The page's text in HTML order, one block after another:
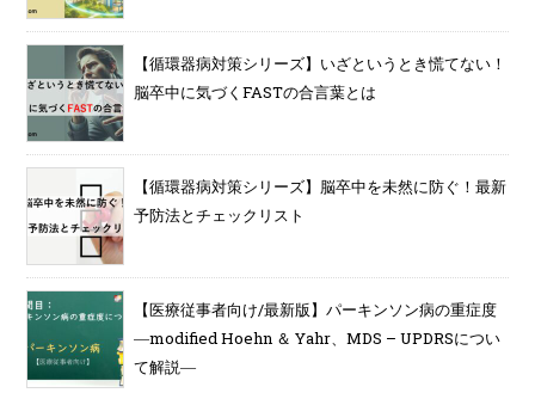
【循環器病対策シリーズ】いざというとき慌てない！
脳卒中に気づくFASTの合言葉とは
【循環器病対策シリーズ】脳卒中を未然に防ぐ！最新
予防法とチェックリスト
【医療従事者向け/最新版】パーキンソン病の重症度
―modified Hoehn ＆ Yahr、MDS – UPDRSについ
て解説―